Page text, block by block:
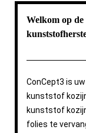
Welkom op
ConCept3 is
kunststof
kunststof
folies te